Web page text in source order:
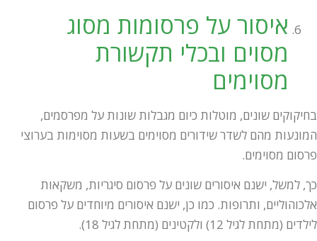
איסור על פרסומות מסוג
מסוים ובכלי תקשורת
מסוימים
בחיקוקים שונים, מוטלות כיום מגבלות שונות על מפרסמים,
המונעות מהם לשדר שידורים מסוימים בשעות מסוימות בערוצי
פרסום מסוימים.
כך, למשל, ישנם איסורים שונים על פרסום סיגריות, משקאות
אלכוהוליים, ותרופות. כמו כן, ישנם איסורים מיוחדים על פרסום
לילדים (מתחת לגיל 12) ולקטינים (מתחת לגיל 18).